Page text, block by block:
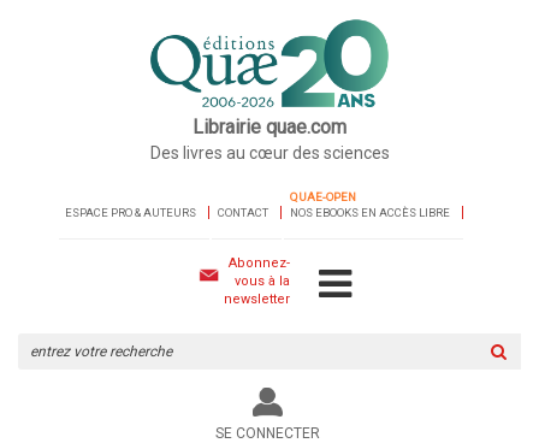
Librairie quae.com
Des livres au cœur des sciences
ESPACE PRO & AUTEURS CONTACT
QUAE-OPEN
NOS EBOOKS EN ACCÈS LIBRE
Abonnez-
vous à la
newsletter
le
site
SE CONNECTER